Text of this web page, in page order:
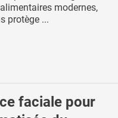
modernes,
protège ...
faciale pour